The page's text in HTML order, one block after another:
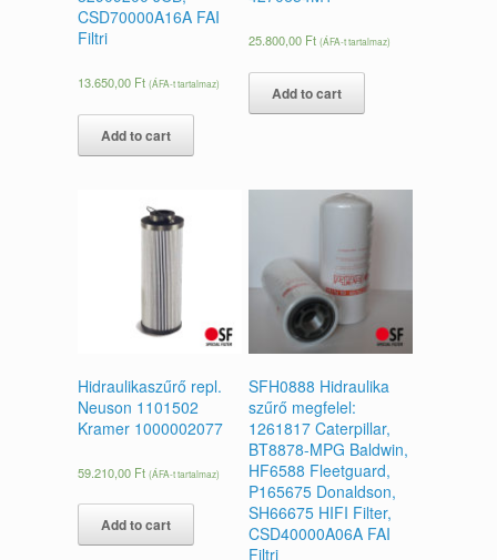
CSD70000A16A FAI
Filtri
13.650,00 Ft (ÁFA-t tartalmaz)
Add to cart
25.800,00 Ft (ÁFA-t tartalmaz)
Add to cart
Hidraulikaszűrő repl.
Neuson 1101502
Kramer 1000002077
59.210,00 Ft (ÁFA-t tartalmaz)
Add to cart
SFH0888 Hidraulika
szűrő megfelel:
1261817 Caterpillar,
BT8878-MPG Baldwin,
HF6588 Fleetguard,
P165675 Donaldson,
SH66675 HIFI Filter,
CSD40000A06A FAI
Filtri